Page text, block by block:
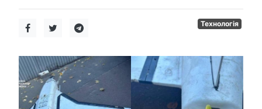
Технологія